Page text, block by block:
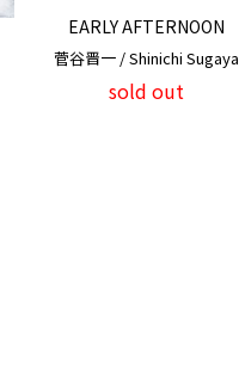
EARLY AFTERNOON
菅谷晋一 / Shinichi Sugaya
sold out